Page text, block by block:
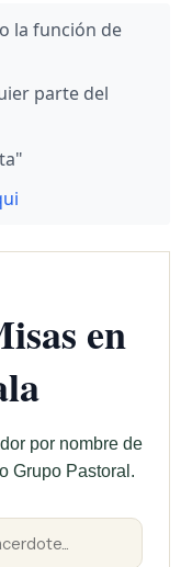
la función de
parte del
en
por nombre de
Grupo Pastoral.